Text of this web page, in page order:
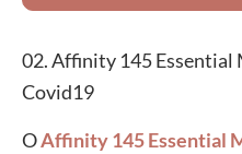
02. Affinity 145 Essential
Covid19
OAffinity 145 Essential